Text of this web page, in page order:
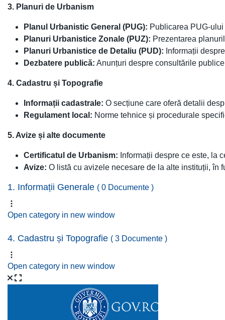
3. Planuri de Urbanism
Planul Urbanistic General (PUG): Publicarea PUG-
Planuri Urbanistice Zonale (PUZ): Prezentarea
Planuri Urbanistice de Detaliu (PUD): Informații
Dezbatere publică: Anunțuri despre consultările
4. Cadastru și Topografie
Informații cadastrale: O secțiune care oferă detalii
Regulament local: Norme tehnice și procedurale
5. Avize și alte documente
Certificatul de Urbanism: Informații despre ce este, la
Avize: O listă cu avizele necesare de la alte instituții, în
1. Informații Generale ( 0 Documente )
Open category in new window
4. Cadastru și Topografie ( 3 Documente )
Open category in new window